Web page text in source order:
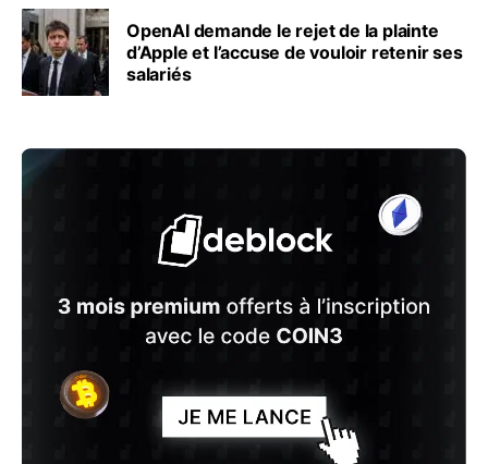
OpenAI demande le rejet de la plainte
d’Apple et l’accuse de vouloir retenir ses
salariés